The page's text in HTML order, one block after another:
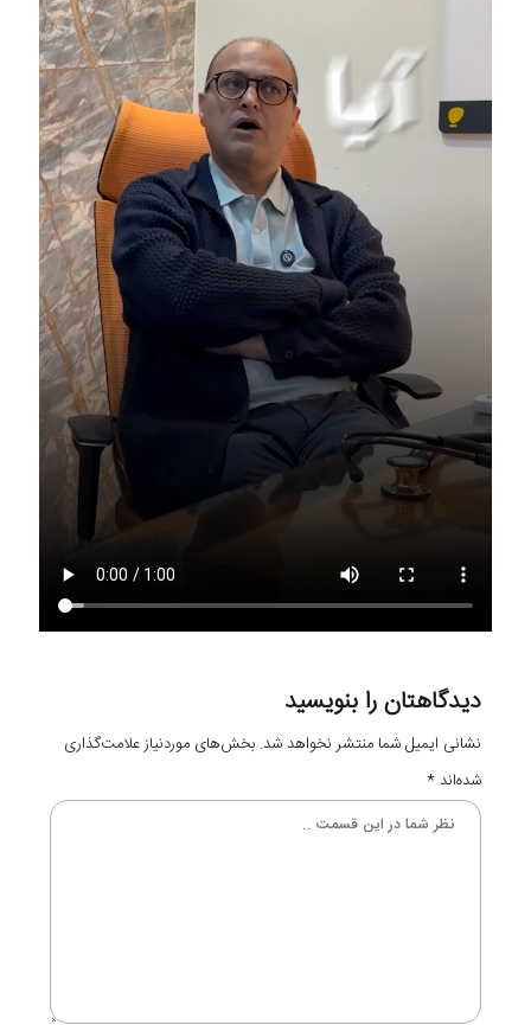
دیدگاهتان را بنویسید
نشانی ایمیل شما منتشر نخواهد شد. بخش‌های موردنیاز علامت‌گذاری
شده‌اند*